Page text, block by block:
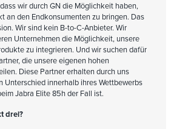
wir durch GN die Möglichkeit haben,
an den Endkonsumenten zu bringen. Das
Wir sind kein B-to-C-Anbieter. Wir
Unternehmen die Möglichkeit, unsere
zu integrieren. Und wir suchen dafür
die unsere eigenen hohen
Diese Partner erhalten durch uns
Unterschied innerhalb ihres Wettbewerbs
Jabra Elite 85h der Fall ist.
drei?